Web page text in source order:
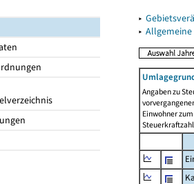
▸
▸
Angaben zu
Einwohner